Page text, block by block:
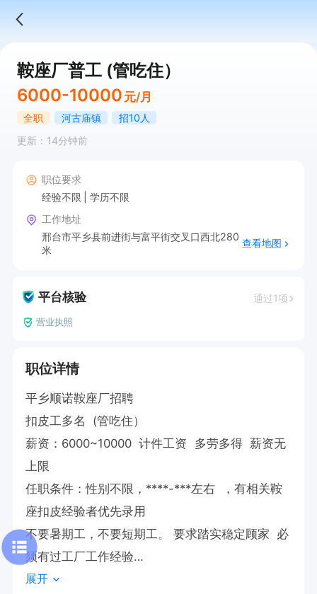
鞍座厂普工 (管吃住）
6000-10000 元/月
全职 河古庙镇
招10人
更新：14分钟前
职位要求
经验不限
学历不限
工作地址
邢台市平乡县前进街与富平街交叉口西北280
米
查看地图
平台核验 通过1项
营业执照
职位详情
平乡顺诺鞍座厂招聘
扣皮工多名  (管吃住）
薪资：6000~10000  计件工资  多劳多得  薪资无
上限
任职条件：性别不限，****-***左右  ，有相关鞍
座扣皮经验者优先录用
不要暑期工，不要短期工。 要求踏实稳定顾家  必
须有过工厂工作经验
工作内容：主要负责鞍座扣皮  组装工作
展开